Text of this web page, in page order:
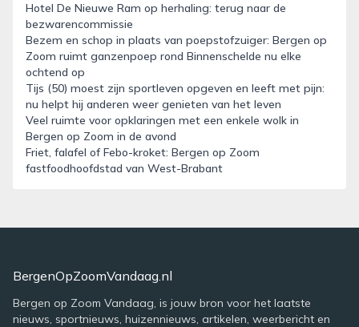
Hotel De Nieuwe Ram op herhaling: terug naar de
bezwarencommissie
Bezem en schop in plaats van poepstofzuiger: Bergen op
Zoom ruimt ganzenpoep rond Binnenschelde nu elke
ochtend op
Tijs (50) moest zijn sportleven opgeven en leeft met pijn:
nu helpt hij anderen weer genieten van het leven
Veel ruimte voor opklaringen met een enkele wolk in
Bergen op Zoom in de avond
Friet, falafel of Febo-kroket: Bergen op Zoom
fastfoodhoofdstad van West-Brabant
BergenOpZoomVandaag.nl
Bergen op Zoom Vandaag, is jouw bron voor het laatste
nieuws, sportnieuws, huizennieuws, artikelen, weerbericht en